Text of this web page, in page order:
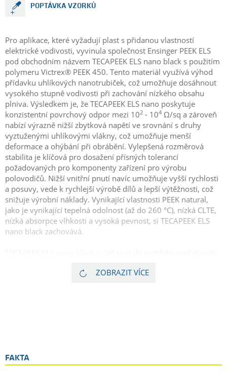
POPTÁVKA VZORKŮ
Pro aplikace, které vyžadují plast s přidanou vlastností
elektrické vodivosti, vyvinula společnost Ensinger PEEK ELS
pod obchodním názvem TECAPEEK ELS nano black s použitím
polymeru Victrex® PEEK 450. Tento materiál využívá výhod
přídavku uhlíkových nanotrubiček, což umožňuje dosáhnout
vysokého stupně vodivosti při zachování nízkého obsahu
plniva. Výsledkem je, že TECAPEEK ELS nano poskytuje
konzistentní povrchový odpor mezi 102 - 104 Ω/sq a zároveň
nabízí výrazně nižší zbytková napětí ve srovnání s druhy
vyztuženými uhlíkovými vlákny, což umožňuje menší
deformace a ohýbání při obrábění. Vylepšená rozměrová
stabilita je klíčová pro dosažení přísných tolerancí
požadovaných pro komponenty zařízení pro výrobu
polovodičů. Nižší vnitřní pnutí navíc umožňuje vyšší rychlosti
a posuvy, vede k rychlejší výrobě dílů a lepší výtěžnosti, což
snižuje výrobní náklady. Vynikající vlastnosti PEEK natural,
jako je vynikající tepelná odolnost (až do 260 °C), nízká CLTE,
nízká absorpce vlhkosti a vysoká pevnost, si TECAPEEK ELS
nano black zachovává.
kontrolou kontaminace a nabízí přesnou shodu s kopiemi.
polovodičových a elektronických výrobních zařízení, které
ZOBRAZIT VÍCE
FAKTA